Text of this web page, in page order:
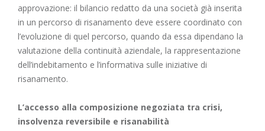
approvazione: il bilancio redatto da una società già inserita
in un percorso di risanamento deve essere coordinato con
l’evoluzione di quel percorso, quando da essa dipendano la
valutazione della continuità aziendale, la rappresentazione
dell’indebitamento e l’informativa sulle iniziative di
risanamento.
L’accesso alla composizione negoziata tra crisi,
insolvenza reversibile e risanabilità